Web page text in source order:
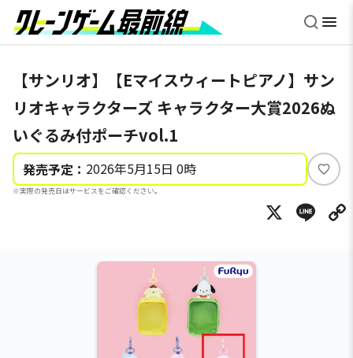
【サンリオ】【Eマイスウィートピアノ】サン
リオキャラクターズ キャラクター大賞2026ぬ
いぐるみ付ポーチvol.1
発売予定： 2026年5月15日 0時
※実際の発売日はサービスをご確認ください。
い
ね
X